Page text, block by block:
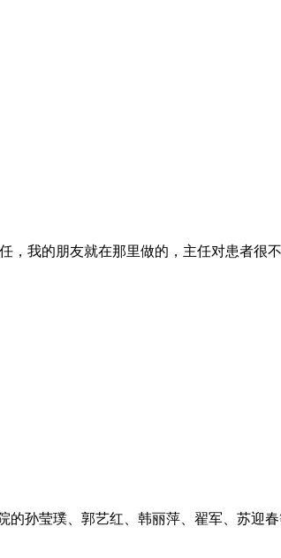
我的朋友就在那里做的，主任对患者很
孙莹璞、郭艺红、韩丽萍、翟军、苏迎春